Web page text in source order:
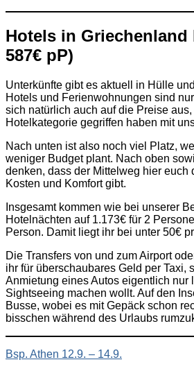
Hotels in Griechenland
587€ pP)
Unterkünfte gibt es aktuell in Hülle
Hotels und Ferienwohnungen sind
sich natürlich auch auf die Preise
Hotelkategorie gegriffen haben mit
Nach unten ist also noch viel Platz,
weniger Budget plant. Nach oben
denken, dass der Mittelweg hier euch
Kosten und Komfort gibt.
Insgesamt kommen wie bei unserer
Hotelnächten auf 1.173€ für 2
Person. Damit liegt ihr bei unter 50€
Die Transfers von und zum Airport
ihr für überschaubares Geld per Taxi,
Anmietung eines Autos eigentlich nur
Sightseeing machen wollt. Auf den
Busse, wobei es mit Gepäck schon
bisschen während des Urlaubs
Bsp. Athen 12.9. – 14.9.